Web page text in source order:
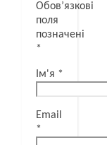
Обов’язкові
поля
позначені
*
Ім'я *
Email
*